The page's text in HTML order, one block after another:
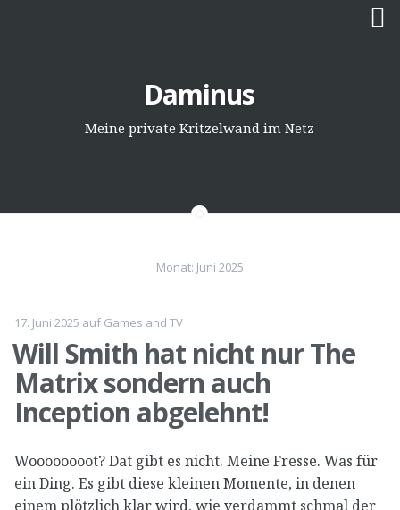
Inhalt
Daminus
Meine private Kritzelwand im Netz
Monat: Juni 2025
17. Juni 2025 aufGames and TV
Will Smith hat nicht nur The
Matrix sondern auch
Inception abgelehnt!
Woooooooot? Dat gibt es nicht. Meine Fresse. Was für
ein Ding. Es gibt diese kleinen Momente, in denen
einem plötzlich klar wird, wie verdammt schmal der